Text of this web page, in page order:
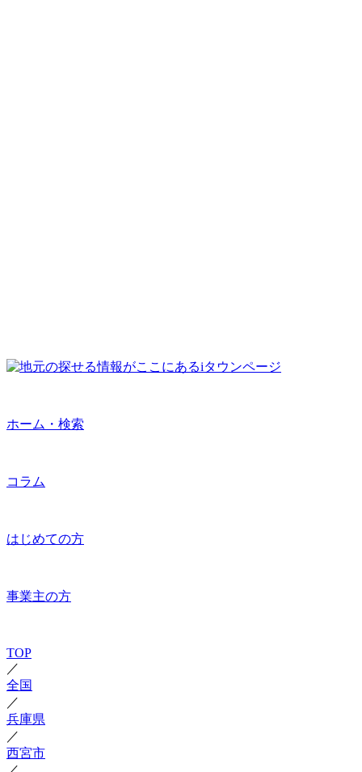
ホーム・検索
コラム
はじめての方
事業主の方
TOP
／
全国
／
兵庫県
／
西宮市